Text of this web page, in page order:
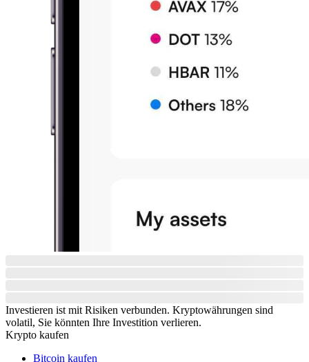
Investieren ist mit Risiken verbunden. Kryptowährungen sind
volatil, Sie könnten Ihre Investition verlieren.
Krypto kaufen
Bitcoin kaufen